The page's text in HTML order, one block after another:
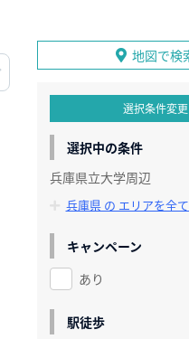
地図で検
選択条件変更
選択中の条件
兵庫県立大学周辺
兵庫県 の エリアを全
キャンペーン
あり
駅徒歩